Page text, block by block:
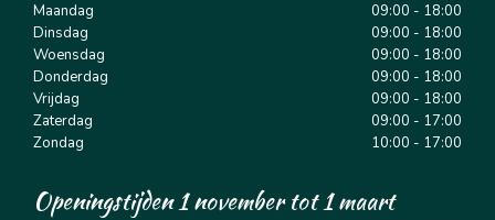
Maandag
09:00 - 18:00
Dinsdag
09:00 - 18:00
Woensdag
09:00 - 18:00
Donderdag
09:00 - 18:00
Vrijdag
09:00 - 18:00
Zaterdag
09:00 - 17:00
Zondag
10:00 - 17:00
Openingstijden 1 november tot 1 maart